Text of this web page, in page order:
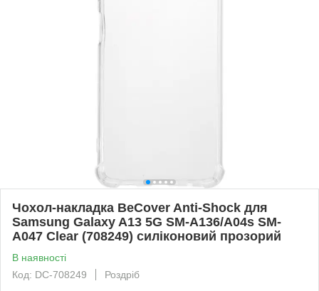
Чохол-накладка BeCover Anti-Shock для
Samsung Galaxy A13 5G SM-A136/A04s SM-
A047 Clear (708249) силіконовий прозорий
В наявності
Код: DC-708249
Роздріб